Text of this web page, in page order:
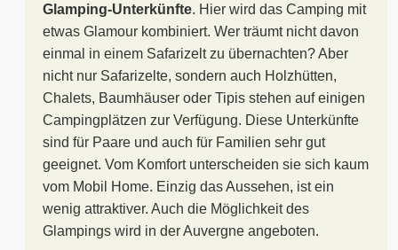
Glamping-Unterkünfte. Hier wird das Camping mit
etwas Glamour kombiniert. Wer träumt nicht davon
einmal in einem Safarizelt zu übernachten? Aber
nicht nur Safarizelte, sondern auch Holzhütten,
Chalets, Baumhäuser oder Tipis stehen auf einigen
Campingplätzen zur Verfügung. Diese Unterkünfte
sind für Paare und auch für Familien sehr gut
geeignet. Vom Komfort unterscheiden sie sich kaum
vom Mobil Home. Einzig das Aussehen, ist ein
wenig attraktiver. Auch die Möglichkeit des
Glampings wird in der Auvergne angeboten.